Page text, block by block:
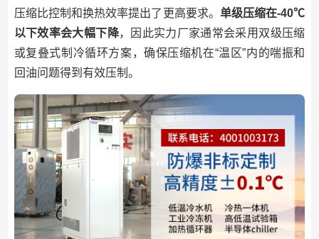
压缩比控制和换热效率提出了更高要求。 单级压缩在-40℃
以下效率会大幅下降，因此实力厂家通常会采用双级压缩
或复叠式制冷循环方案，确保压缩机在“温区”内的喘振和
回油问题得到有效压制。